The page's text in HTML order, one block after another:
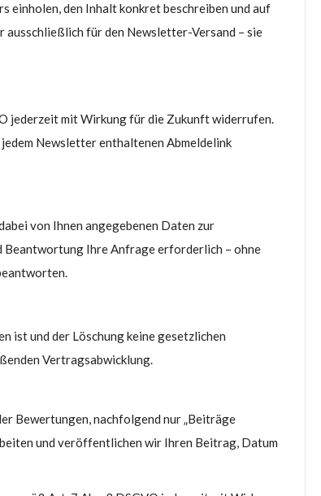
einholen, den Inhalt konkret beschreiben und auf
für den Newsletter-Versand – sie
jederzeit mit Wirkung für die Zukunft widerrufen.
Newsletter enthaltenen Abmeldelink
von Ihnen angegebenen Daten zur
Ihre Anfrage erforderlich – ohne
ist und der Löschung keine gesetzlichen
Vertragsabwicklung.
Bewertungen, nachfolgend nur „Beiträge
und veröffentlichen wir Ihren Beitrag, Datum